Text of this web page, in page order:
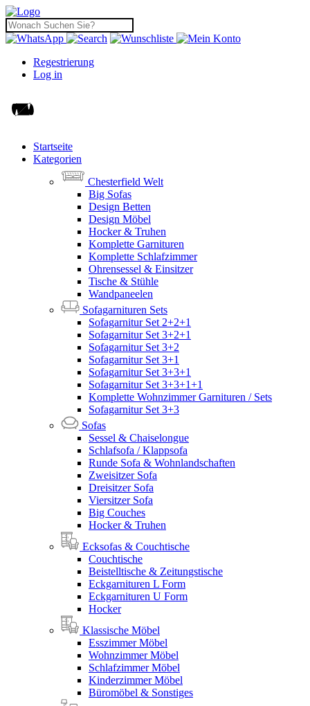
Regestrierung
Log in
Startseite
Kategorien
Chesterfield Welt
Big Sofas
Design Betten
Design Möbel
Hocker & Truhen
Komplette Garnituren
Komplette Schlafzimmer
Ohrensessel & Einsitzer
Tische & Stühle
Wandpaneelen
Sofagarnituren Sets
Sofagarnitur Set 2+2+1
Sofagarnitur Set 3+2+1
Sofagarnitur Set 3+2
Sofagarnitur Set 3+1
Sofagarnitur Set 3+3+1
Sofagarnitur Set 3+3+1+1
Komplette Wohnzimmer Garnituren / Sets
Sofagarnitur Set 3+3
Sofas
Sessel & Chaiselongue
Schlafsofa / Klappsofa
Runde Sofa & Wohnlandschaften
Zweisitzer Sofa
Dreisitzer Sofa
Viersitzer Sofa
Big Couches
Hocker & Truhen
Ecksofas & Couchtische
Couchtische
Beistelltische & Zeitungstische
Eckgarnituren L Form
Eckgarnituren U Form
Hocker
Klassische Möbel
Esszimmer Möbel
Wohnzimmer Möbel
Schlafzimmer Möbel
Kinderzimmer Möbel
Büromöbel & Sonstiges